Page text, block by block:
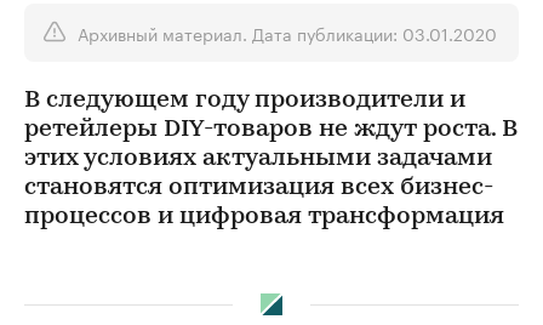
Архивный материал. Дата публикации: 03.01.2020
В следующем году производители и
ретейлеры DIY-товаров не ждут роста. В
этих условиях актуальными задачами
становятся оптимизация всех бизнес-
процессов и цифровая трансформация